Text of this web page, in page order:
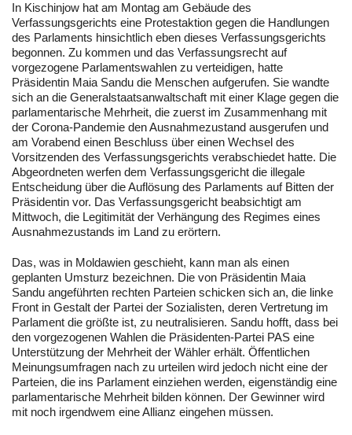
In Kischinjow hat am Montag am Gebäude des
Verfassungsgerichts eine Protestaktion gegen die Handlungen
des Parlaments hinsichtlich eben dieses Verfassungsgerichts
begonnen. Zu kommen und das Verfassungsrecht auf
vorgezogene Parlamentswahlen zu verteidigen, hatte
Präsidentin Maia Sandu die Menschen aufgerufen. Sie wandte
sich an die Generalstaatsanwaltschaft mit einer Klage gegen die
parlamentarische Mehrheit, die zuerst im Zusammenhang mit
der Corona-Pandemie den Ausnahmezustand ausgerufen und
am Vorabend einen Beschluss über einen Wechsel des
Vorsitzenden des Verfassungsgerichts verabschiedet hatte. Die
Abgeordneten werfen dem Verfassungsgericht die illegale
Entscheidung über die Auflösung des Parlaments auf Bitten der
Präsidentin vor. Das Verfassungsgericht beabsichtigt am
Mittwoch, die Legitimität der Verhängung des Regimes eines
Ausnahmezustands im Land zu erörtern.
Das, was in Moldawien geschieht, kann man als einen
geplanten Umsturz bezeichnen. Die von Präsidentin Maia
Sandu angeführten rechten Parteien schicken sich an, die linke
Front in Gestalt der Partei der Sozialisten, deren Vertretung im
Parlament die größte ist, zu neutralisieren. Sandu hofft, dass bei
den vorgezogenen Wahlen die Präsidenten-Partei PAS eine
Unterstützung der Mehrheit der Wähler erhält. Öffentlichen
Meinungsumfragen nach zu urteilen wird jedoch nicht eine der
Parteien, die ins Parlament einziehen werden, eigenständig eine
parlamentarische Mehrheit bilden können. Der Gewinner wird
mit noch irgendwem eine Allianz eingehen müssen.